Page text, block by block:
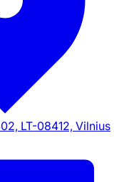
LT-08412, Vilnius